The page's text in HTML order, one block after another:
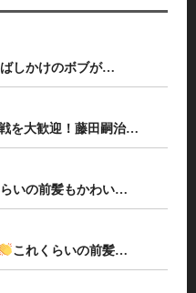
しかけのボブが…
を大歓迎！藤田嗣治…
いの前髪もかわい…
これくらいの前髪…